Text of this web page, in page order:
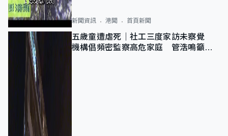
新聞資訊 港聞 首頁新聞
五歲童遭虐死｜社工三度家訪未察覺
機構倡頻密監察高危家庭 管浩鳴籲加